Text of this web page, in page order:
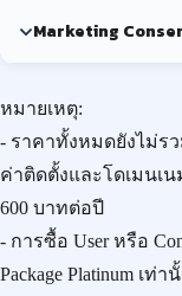
Marketing
หมายเหตุ:
- ราคาทั้งหมดยังไม่ร
ค่าติดตั้งและโดเมนเ
600 บาทต่อปี
- การซื้อ User หรือ
Package Platinum เท่า